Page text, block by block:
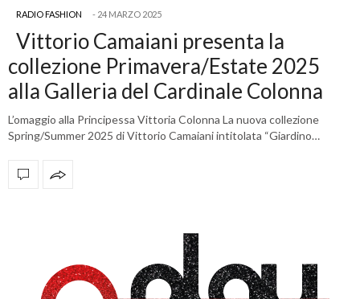
RADIO FASHION 24 MARZO 2025
Vittorio Camaiani presenta la
collezione Primavera/Estate 2025
alla Galleria del Cardinale Colonna
L’omaggio alla Principessa Vittoria Colonna La nuova collezione
Spring/Summer 2025 di Vittorio Camaiani intitolata “Giardino…